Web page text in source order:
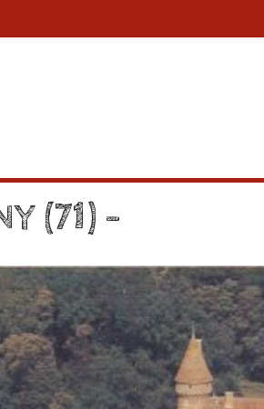
(71) –